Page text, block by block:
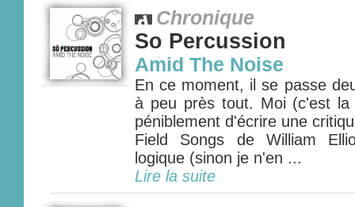
Chronique
So Percussion
Amid The Noise
En ce moment, il se passe
à peu près tout. Moi (c'est la
péniblement d'écrire une
Field Songs de William
logique (sinon je n'en ...
Lire la suite